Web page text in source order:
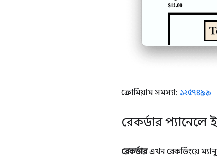
ক্রোমিয়াম সমস্যা: ১২৫৭৪৯৯
রেকর্ডার
রেকর্ডারএখন রেকর্ডিংয়ে